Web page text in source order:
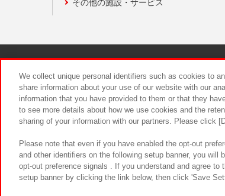
その他の施設・サービス
We collect unique personal identifiers such as cookies to
share information about your use of our website with our
information that you have provided to them or that they
to see more details about how we use cookies and the
sharing of your information with our partners. Please click
Please note that even if you have enabled the opt-out
and other identifiers on the following setup banner, you
opt-out preference signals . If you understand and agree
setup banner by clicking the link below, then click 'Save